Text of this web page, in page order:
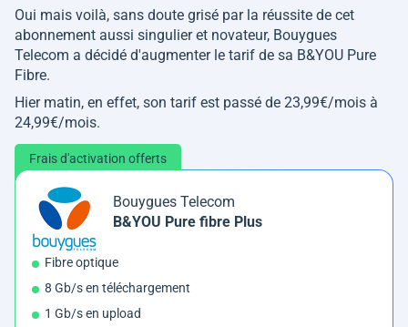
Oui mais voilà, sans doute grisé par la réussite de cet
abonnement aussi singulier et novateur, Bouygues
Telecom a décidé d'augmenter le tarif de sa B&YOU Pure
Fibre.
Hier matin, en effet, son tarif est passé de 23,99€/mois à
24,99€/mois.
Frais d'activation offerts
Bouygues Telecom
B&YOU Pure fibre Plus
Fibre optique
8 Gb/s en téléchargement
1 Gb/s en upload